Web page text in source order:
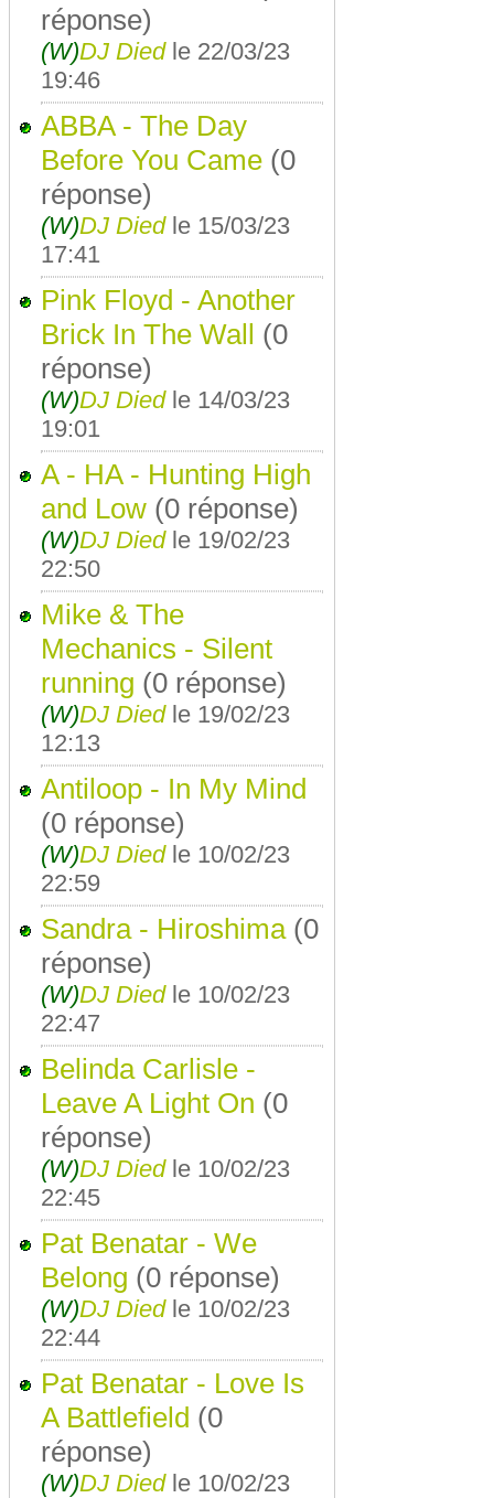
réponse)
(W)DJ Died le 22/03/23
19:46
ABBA - The Day
Before You Came (0
réponse)
(W)DJ Died le 15/03/23
17:41
Pink Floyd - Another
Brick In The Wall (0
réponse)
(W)DJ Died le 14/03/23
19:01
A - HA - Hunting High
and Low (0 réponse)
(W)DJ Died le 19/02/23
22:50
Mike & The
Mechanics - Silent
running (0 réponse)
(W)DJ Died le 19/02/23
12:13
Antiloop - In My Mind
(0 réponse)
(W)DJ Died le 10/02/23
22:59
Sandra - Hiroshima(0
réponse)
(W)DJ Died le 10/02/23
22:47
Belinda Carlisle -
Leave A Light On (0
réponse)
(W)DJ Died le 10/02/23
22:45
Pat Benatar - We
Belong (0 réponse)
(W)DJ Died le 10/02/23
22:44
Pat Benatar - Love Is
A Battlefield (0
réponse)
(W)DJ Died le 10/02/23